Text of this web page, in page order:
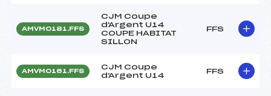
AMVM0181.FFS
CJM Coupe
d'Argent U14
COUPE HABITAT
SILLON
FFS
AMVM0161.FFS
CJM Coupe
d'Argent U14
FFS